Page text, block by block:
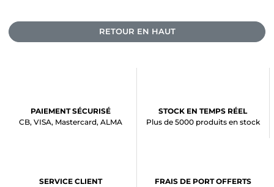
RETOUR EN HAUT
PAIEMENT SÉCURISÉ
CB, VISA, Mastercard, ALMA
STOCK EN TEMPS RÉEL
Plus de 5000 produits en stock
SERVICE CLIENT
FRAIS DE PORT OFFERTS